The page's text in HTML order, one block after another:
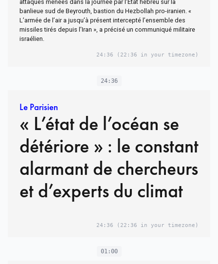
attaques menées dans la journée par l’Etat hébreu sur la
banlieue sud de Beyrouth, bastion du Hezbollah pro-iranien. «
L’armée de l’air a jusqu’à présent intercepté l’ensemble des
missiles tirés depuis l’Iran », a précisé un communiqué militaire
israélien.
24:36 (22:36 in your timezone)
24:36
Le Parisien
« L’état de l’océan se
détériore » : le constant
alarmant de chercheurs
et d’experts du climat
24:36 (22:36 in your timezone)
01:00